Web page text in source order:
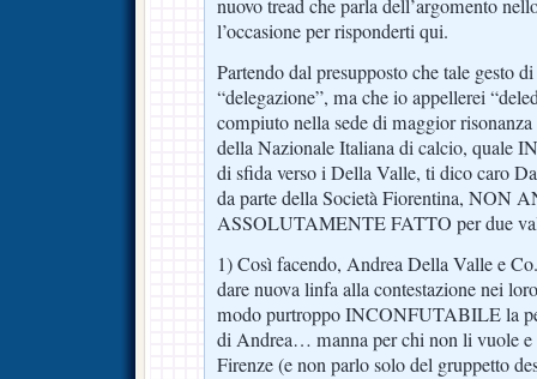
nuovo tread che parla dell’argomento
l’occasione per risponderti qui.
Partendo dal presupposto che tale gesto
“delegazione”, ma che io appellerei
compiuto nella sede di maggior
della Nazionale Italiana di calcio, quale
di sfida verso i Della Valle, ti dico caro
da parte della Società Fiorentina, NON
ASSOLUTAMENTE FATTO per due
1) Così facendo, Andrea Della Valle e
dare nuova linfa alla contestazione nei
modo purtroppo INCONFUTABILE la
di Andrea… manna per chi non li vuole
Firenze (e non parlo solo del gruppetto